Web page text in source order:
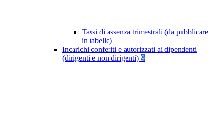
Tassi di assenza trimestrali (da pubblicare
in tabelle)
Incarichi conferiti e autorizzati ai dipendenti
(dirigenti e non dirigenti) 9